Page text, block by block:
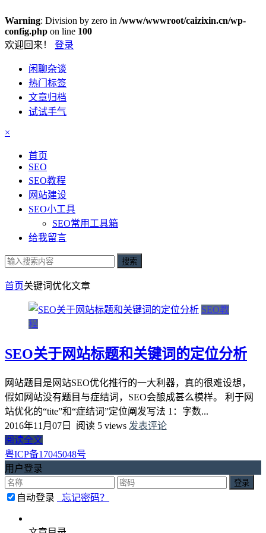
Warning: Division by zero in /www/wwwroot/caizixin.cn/wp-
config.php on line 100
欢迎回来！ 登录
闲聊杂谈
热门标签
文章归档
试试手气
×
首页
SEO
SEO教程
网站建设
SEO小工具
SEO常用工具箱
给我留言
搜索
首页关键词优化文章
SEO教
程
SEO关于网站标题和关键词的定位分析
网站题目是网站SEO优化推行的一大利器，真的很难设想，
假如网站没有题目与症结词，SEO会酿成甚么模样。 利于网
站优化的“tite”和“症结词”定位阐发写法 1：字数...
2016年11月07日
阅读 5 views 发表评论
阅读全文
粤ICP备17045048号
用户登录
自动登录 忘记密码？